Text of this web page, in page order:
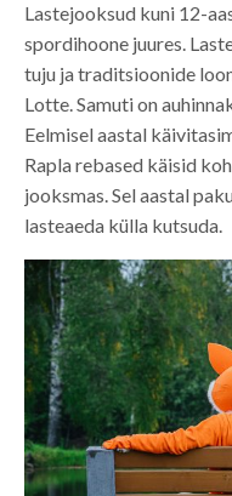
Lastejooksud kuni 12-
spordihoone juures.
tuju ja traditsioonide
Lotte. Samuti on
Eelmisel aastal
Rapla rebased käisid
jooksmas. Sel aastal
lasteaeda külla kutsuda.